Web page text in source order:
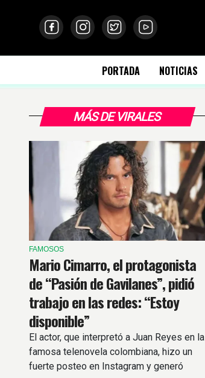
PORTADA NOTICIAS
MÁS DE VIRALES
FAMOSOS
Mario Cimarro, el protagonista
de “Pasión de Gavilanes”, pidió
trabajo en las redes: “Estoy
disponible”
El actor, que interpretó a Juan Reyes en la
famosa telenovela colombiana, hizo un
fuerte posteo en Instagram y generó